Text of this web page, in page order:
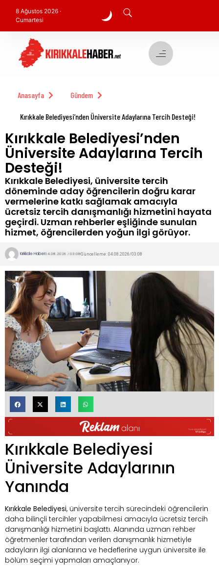
8 Ağustos 2026 ·
Cumartesi
Anasayfa Gündem
Kırıkkale Belediyesi’nden Üniversite Adaylarına Tercih Desteği!
Kırıkkale Belediyesi’nden
Üniversite Adaylarına Tercih
Desteği!
Kırıkkale Belediyesi, üniversite tercih
döneminde aday öğrencilerin doğru karar
vermelerine katkı sağlamak amacıyla
ücretsiz tercih danışmanlığı hizmetini hayata
geçirdi. Uzman rehberler eşliğinde sunulan
hizmet, öğrencilerden yoğun ilgi görüyor.
Kırıkkale Haber04.08.2026 / 03:08Güncelleme: 04.08.2026/03:08
Kırıkkale Belediyesi
Üniversite Adaylarının
Yanında
Kırıkkale Belediyesi, üniversite tercih sürecindeki öğrencilerin
daha bilinçli tercihler yapabilmesi amacıyla ücretsiz tercih
danışmanlığı hizmetini başlattı. Alanında uzman rehber
öğretmenler tarafından verilen danışmanlık hizmetiyle
adayların ilgi alanlarına ve hedeflerine uygun üniversite ile
bölüm seçimi yapmaları amaçlanıyor.